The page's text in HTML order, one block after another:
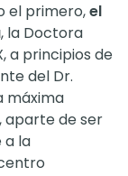
el primero,el
, la Doctora
a principios de
del Dr.
máxima
aparte de ser
a la